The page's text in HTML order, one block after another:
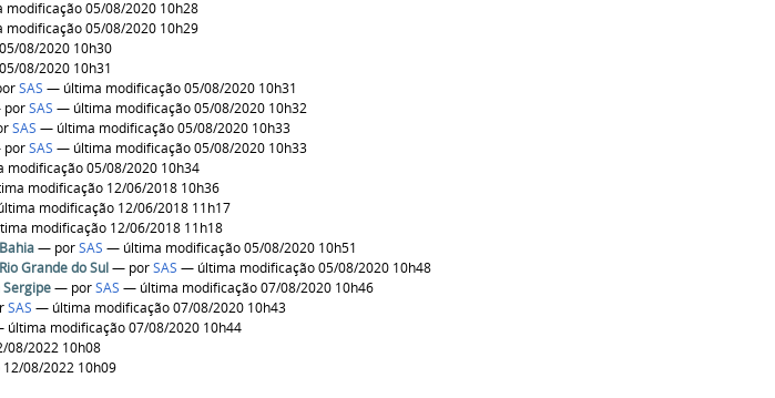
05/08/2020 10h28
05/08/2020 10h29
08/2020 10h30
08/2020 10h31
SAS — última modificação 05/08/2020 10h31
porSAS — última modificação 05/08/2020 10h32
SAS — última modificação 05/08/2020 10h33
porSAS — última modificação 05/08/2020 10h33
05/08/2020 10h34
modificação 12/06/2018 10h36
modificação 12/06/2018 11h17
modificação 12/06/2018 11h18
— porSAS — última modificação 05/08/2020 10h51
Grande do Sul— porSAS — última modificação 05/08/2020 10h48
— porSAS — última modificação 07/08/2020 10h46
SAS — última modificação 07/08/2020 10h43
última modificação 07/08/2020 10h44
08/2022 10h08
08/2022 10h09